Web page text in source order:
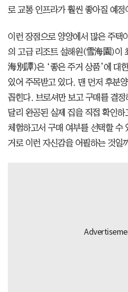
로 교통 인프라가 훨씬 좋아질 예정
이런 장점으로 양양에서 많은 주택
의 고급 리조트 설해원(雪海園)이
海別譚)은 ‘좋은 주거 상품’에 대
있어 주목받고 있다. 맨 먼저 후분
꼽힌다. 브로셔만 보고 구매를 결
달리 완공된 실제 집을 직접 확인하
체험하고서 구매 여부를 선택할 수
거로 이런 자신감을 어필하는 것일